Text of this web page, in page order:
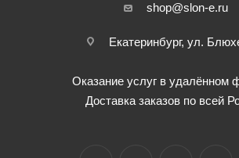
shop@slon-e.ru
Екатеринбург, ул.
Оказание услуг в удалённом
Доставка заказов по всей